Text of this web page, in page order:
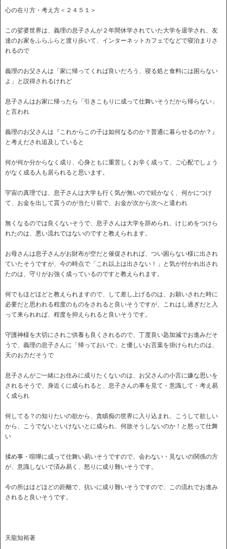
心の在り方・考え方＜２４５１＞
この娑婆世界は、義理の息子さんが２年間休学されていた大学を退学され、友
達のお家をふらふらと渡り歩いて、インターネットカフェでなどで寝泊まりさ
れるので
義理のお父さんは「家に帰ってくれば良いだろう、寝る処と食料には困らない
よ」と説得されるけれど
息子さんはお家に帰ったら「引きこもりに成って仕舞いそうだから帰らない」
と言われ
義理のお父さんは『これからこの子は如何なるのか？普通に暮らせるのか？』
と考えだされ追及していると
何が何か分からなく成り、心身ともに重苦しくお辛く成って、ご心配でしょう
がなく成る人も居られると思います。
宇宙の真理では、息子さんは大学も行く気が無いので続かなく、何かにつけ
て、お金を出して貰うのが当たり前で、お金が次から次へと遣われ
無くなるのでは良くないそうで、息子さんは大学を辞められ、けじめをつけら
れたのは、悪い流れではないのですと教えられます。
お母さんは息子さんがお財布が空だと催促されれば、つい困らない様に出され
ていたそうですが、今の時点で「これ以上は出さない！」と気が付かれ出され
たのは、守りがお強く成っているのですと教えられます。
何でもほどほどと教えられますので、して差し上げるのは、お願いされた時に
必要だと思われる程度のものをされると良いそうですが、これはし過ぎだと入
って来られれば、程度を抑えられると良いそうです。
守護神様を大切にされご供養も良くされるので、丁度良い匙加減でお進みだそ
うで、義理の息子さんに「帰っておいで」と優しいお言葉を掛けられたのは、
天のお力だそうで
息子さんがご一緒にお住みに成りたくないのは、お父さんの小言に嫌な思いを
されるそうで、身近くに成られると、息子さんの事を見て・意識して・考え易
く成られ
何してる？の知りたいの欲から、貪瞋痴の世界に入り込まれ、こうして欲しい
から、こうでないといけないとに成られ、何故そうしないのか！と怒って仕舞
い
揉め事・喧嘩に成って仕舞い易いそうですので、会わない・見ないの関係の方
が、意識しないで済み易く、怒りに成り難いそうです。
今の所はほどほどの距離で、抗いに成り難いそうですので、この流れでお進み
されると良いそうです。
天龍知裕著